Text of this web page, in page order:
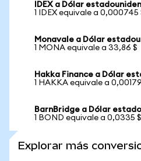
IDEX a Dólar
1 IDEX equivale a 0,000745
Monavale a Dólar
1 MONA equivale a 33,86 $
Hakka Finance a Dólar
1 HAKKA equivale a
BarnBridge a Dólar
1 BOND equivale a 0,0335 $
Explorar más